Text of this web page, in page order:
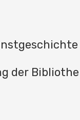
der